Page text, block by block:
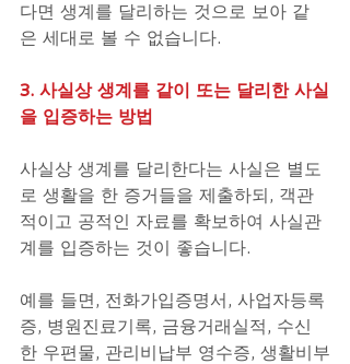
다면 생계를 달리하는 것으로 보아 같
은 세대로 볼 수 없습니다.
3. 사실상 생계를 같이 또는 달리한 사실
을 입증하는 방법
사실상 생계를 달리한다는 사실은 별도
로 생활을 한 증거들을 제출하되, 객관
적이고 공적인 자료를 확보하여 사실관
계를 입증하는 것이 좋습니다.
예를 들면, 전화가입증명서, 사업자등록
증, 병원진료기록, 금융거래실적, 수신
한 우편물, 관리비납부 영수증, 생활비부